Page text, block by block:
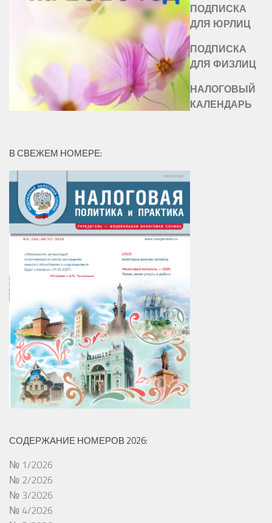
ПОДПИСКА
ДЛЯ ЮРЛИЦ
ПОДПИСКА
ДЛЯ ФИЗЛИЦ
НАЛОГОВЫЙ
КАЛЕНДАРЬ
В СВЕЖЕМ НОМЕРЕ:
СОДЕРЖАНИЕ НОМЕРОВ 2026:
№ 1/2026
№ 2/2026
№ 3/2026
№ 4/2026